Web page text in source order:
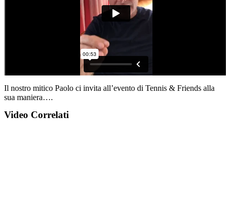
Il nostro mitico Paolo ci invita all’evento di Tennis & Friends alla
sua maniera….
Video Correlati